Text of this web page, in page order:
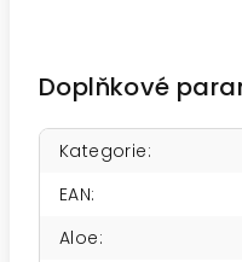
Doplňkové
Kategorie:
EAN:
Aloe: